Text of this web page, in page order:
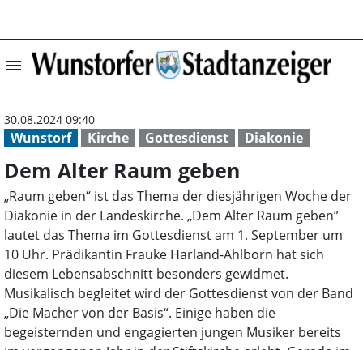
menu Dem Alter
Wunstorf Kirche Gottesdienst Diakonie
30.08.2024 09:40
Dem Alter Raum geben
„Raum geben“ ist das Thema der diesjährigen Woche der
Diakonie in der Landeskirche. „Dem Alter Raum geben”
lautet das Thema im Gottesdienst am 1. September um
10 Uhr. Prädikantin Frauke Harland-Ahlborn hat sich
diesem Lebensabschnitt besonders gewidmet.
Musikalisch begleitet wird der Gottesdienst von der Band
„Die Macher von der Basis“. Einige haben die
begeisternden und engagierten jungen Musiker bereits